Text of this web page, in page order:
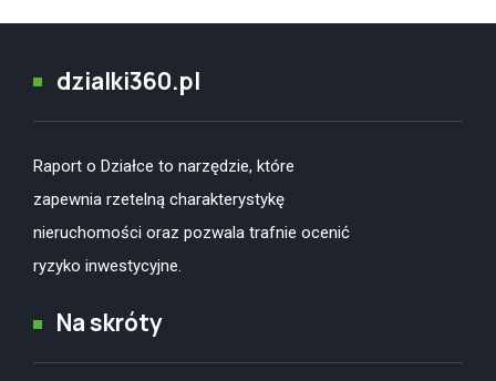
dzialki360.pl
Raport o Działce to narzędzie, które
zapewnia rzetelną charakterystykę
nieruchomości oraz pozwala trafnie ocenić
ryzyko inwestycyjne.
Na skróty